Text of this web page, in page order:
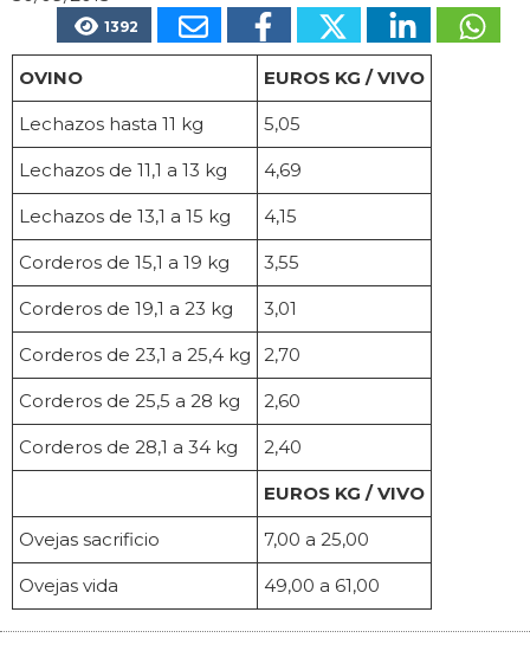
1392
OVINO EUROS KG / VIVO
Lechazos hasta 11 kg 5,05
Lechazos de 11,1 a 13 kg 4,69
Lechazos de 13,1 a 15 kg 4,15
Corderos de 15,1 a 19 kg 3,55
Corderos de 19,1 a 23 kg 3,01
Corderos de 23,1 a 25,4 kg 2,70
Corderos de 25,5 a 28 kg 2,60
Corderos de 28,1 a 34 kg 2,40
EUROS KG / VIVO
Ovejas sacrificio 7,00 a 25,00
Ovejas vida 49,00 a 61,00